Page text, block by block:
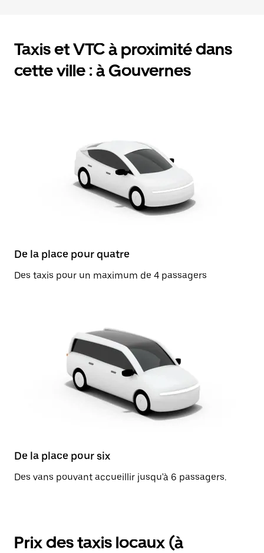
Taxis et VTC à proximité dans
cette ville : à Gouvernes
De la place pour quatre
Des taxis pour un maximum de 4 passagers
De la place pour six
Des vans pouvant accueillir jusqu'à 6 passagers.
Prix des taxis locaux (à